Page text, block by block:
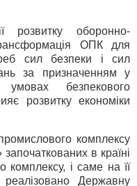
розвитку оборонно-
ОПК для
сил безпеки і сил
за призначенням у
безпекового
розвитку економіки
комплексу
в країні
і саме на її
реалізовано Державну